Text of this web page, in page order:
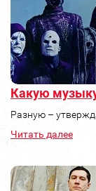
Какую
Разную –
Читать далее